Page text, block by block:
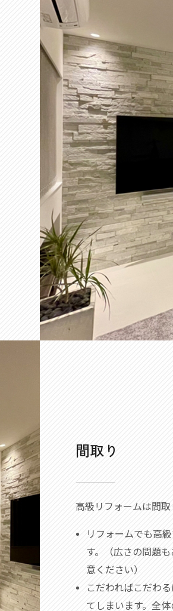
間取り
高級リフォームは間
リフォームでも高
す。（広さの問題
意ください）
こだわればこだわ
てしまいます。全